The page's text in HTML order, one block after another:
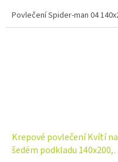
Oeko-Tex Standard 100.
Povlečení Spider-man 04
Krepové povlečení Kvítí na
šedém podkladu 140x200,